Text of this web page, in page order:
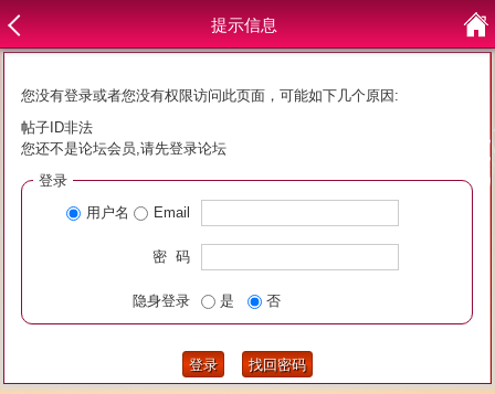
提示信息
您没有登录或者您没有权限访问此页面，可能如下几个原因:
帖子ID非法
您还不是论坛会员,请先登录论坛
登录
用户名
Email
密 码
隐身登录 是 否